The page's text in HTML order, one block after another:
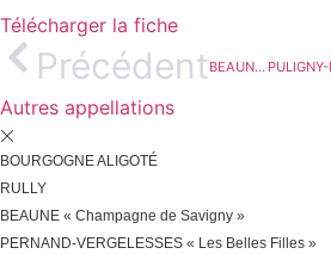
Télécharger la fiche
Précédent BEAUNE « Champagne de Savigny »
Autres appellations
BOURGOGNE ALIGOTÉ
RULLY
BEAUNE « Champagne de Savigny »
PERNAND-VERGELESSES « Les Belles Filles »